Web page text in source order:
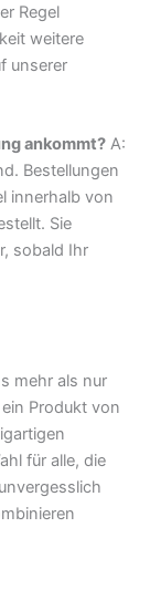
Regel
weitere
unserer
ankommt? A:
Bestellungen
innerhalb von
Sie
sobald Ihr
mehr als nur
Produkt von
für alle, die